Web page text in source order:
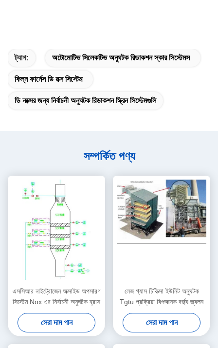
ট্যাগ: অটোমোটিভ সিলেকটিভ অনুঘটক রিডাকশন স্কার সিস্টেমস
কিল্ন ফার্নেস ডি নক্স সিস্টেম
ডি নক্সের জন্য নির্বাচনী অনুঘটক রিডাকশন স্ক্রিন সিস্টেমগুলি
সম্পর্কিত পণ্য
এসসিআর নাইট্রোজেন অক্সাইড অপসারণ
সিস্টেম Nox এর নির্বাচনী অনুঘটক হ্রাস
সেরা দাম পান
লেজ গ্যাস চিকিত্সা ইউনিট অনুঘটক
Tgtu প্রক্রিয়া বিপজ্জনক বর্জ্য জ্বলন
সেরা দাম পান